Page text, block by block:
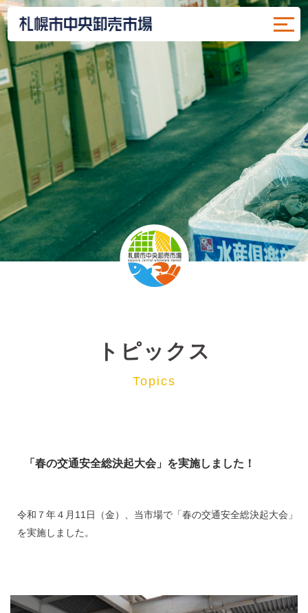
トピックス
Topics
「春の交通安全総決起大会」を実施しました！
令和７年４月11日（金）、当市場で「春の交通安全総決起大会」
を実施しました。